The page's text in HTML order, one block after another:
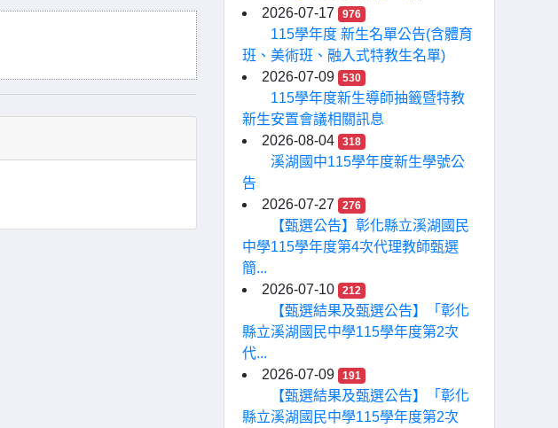
2026-07-17
976
115學年度 新生名單公告(含體育
班、美術班、融入式特教生名單)
2026-07-09
530
115學年度新生導師抽籤暨特教
新生安置會議相關訊息
2026-08-04
318
溪湖國中115學年度新生學號公
告
2026-07-27
276
【甄選公告】彰化縣立溪湖國民
中學115學年度第4次代理教師甄選
簡...
2026-07-10
212
【甄選結果及甄選公告】「彰化
縣立溪湖國民中學115學年度第2次
代...
2026-07-09
191
【甄選結果及甄選公告】「彰化
縣立溪湖國民中學115學年度第2次